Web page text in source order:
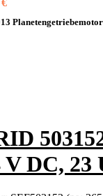
V DC, 23